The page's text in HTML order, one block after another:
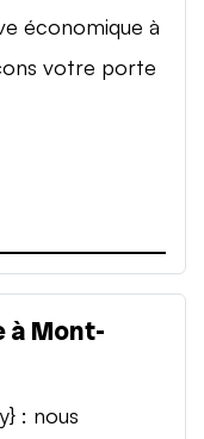
économique à
votre porte
à Mont-
: nous